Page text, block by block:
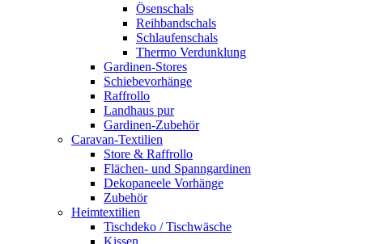
Ösenschals
Reihbandschals
Schlaufenschals
Thermo Verdunklung
Gardinen-Stores
Schiebevorhänge
Raffrollo
Landhaus pur
Gardinen-Zubehör
Caravan-Textilien
Store & Raffrollo
Flächen- und Spanngardinen
Dekopaneele Vorhänge
Zubehör
Heimtextilien
Tischdeko / Tischwäsche
Kissen